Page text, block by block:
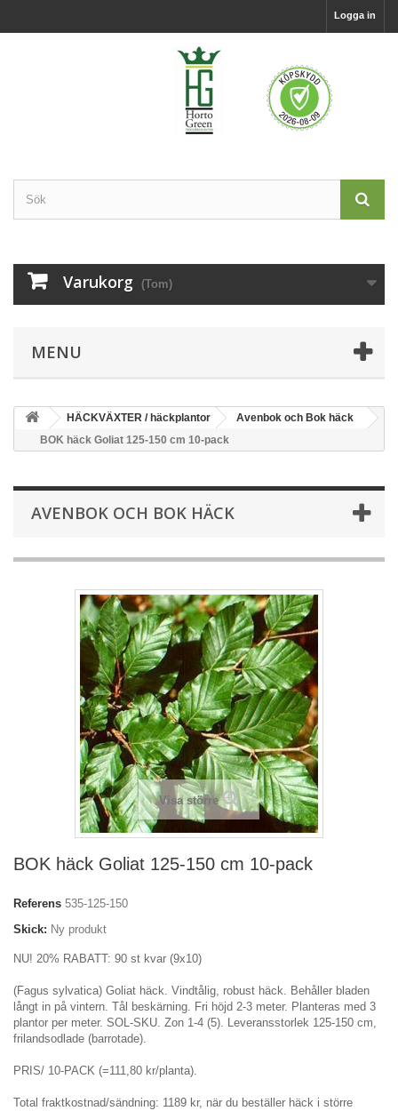
Logga in
Varukorg (Tom)
MENU
HÄCKVÄXTER / häckplantor
Avenbok och Bok häck
BOK häck Goliat 125-150 cm 10-pack
AVENBOK OCH BOK HÄCK
Visa större
BOK häck Goliat 125-150 cm 10-pack
Referens 535-125-150
Skick: Ny produkt
NU! 20% RABATT: 90 st kvar (9x10)
(Fagus sylvatica) Goliat häck. Vindtålig, robust häck. Behåller bladen
långt in på vintern. Tål beskärning. Fri höjd 2-3 meter. Planteras med 3
plantor per meter. SOL-SKU. Zon 1-4 (5). Leveransstorlek 125-150 cm,
frilandsodlade (barrotade).
PRIS/ 10-PACK (=111,80 kr/planta).
Total fraktkostnad/sändning: 1189 kr, när du beställer häck i större